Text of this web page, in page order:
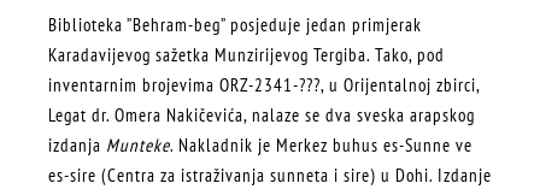
Biblioteka ”Behram-beg” posjeduje jedan primjerak
Karadavijevog sažetka Munzirijevog Tergiba. Tako, pod
inventarnim brojevima ORZ-2341-???, u Orijentalnoj zbirci,
Legat dr. Omera Nakičevića, nalaze se dva sveska arapskog
izdanja Munteke. Nakladnik je Merkez buhus es-Sunne ve
es-sire (Centra za istraživanja sunneta i sire) u Dohi. Izdanje